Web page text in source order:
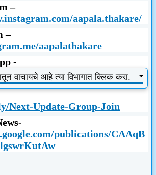
–
aapala.thakare/
–
aapalathakare
-
वाचायचे आहे त्या विभागात क्लिक करा.
Next-Update-Group-Join
-
publications/CAAqB